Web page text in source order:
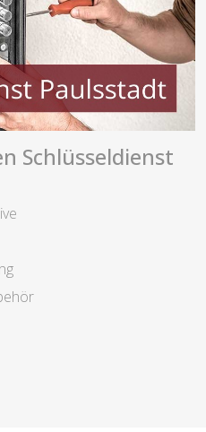
Schlüsseldienst